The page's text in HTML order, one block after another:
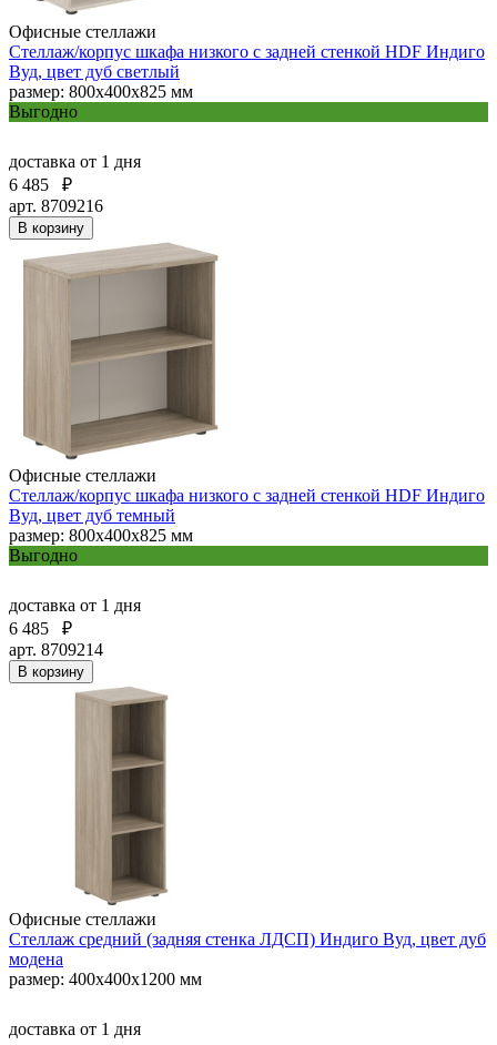
Офисные стеллажи
Стеллаж/корпус шкафа низкого с задней стенкой HDF Индиго
Вуд, цвет дуб светлый
размер: 800х400х825 мм
Выгодно
доставка от 1 дня
6 485
₽
арт. 8709216
В корзину
Офисные стеллажи
Стеллаж/корпус шкафа низкого с задней стенкой HDF Индиго
Вуд, цвет дуб темный
размер: 800х400х825 мм
Выгодно
доставка от 1 дня
6 485
₽
арт. 8709214
В корзину
Офисные стеллажи
Стеллаж средний (задняя стенка ЛДСП) Индиго Вуд, цвет дуб
модена
размер: 400х400х1200 мм
доставка от 1 дня